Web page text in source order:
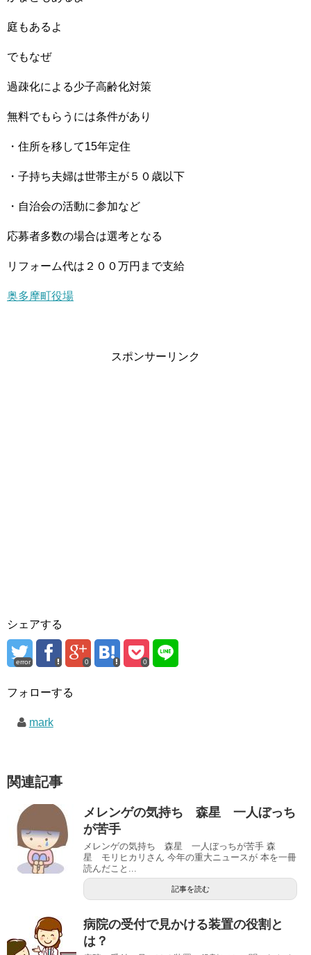
庭もあるよ
でもなぜ
過疎化による少子高齢化対策
無料でもらうには条件があり
・住所を移して15年定住
・子持ち夫婦は世帯主が５０歳以下
・自治会の活動に参加など
応募者多数の場合は選考となる
リフォーム代は２００万円まで支給
奥多摩町役場
スポンサーリンク
シェアする
error 0 0
フォローする
mark
関連記事
メレンゲの気持ち 森星 一人ぼっち
が苦手
メレンゲの気持ち 森星 一人ぼっちが苦手 森
星 モリヒカリさん 今年の重大ニュースが 本を一冊
読んだこと...
記事を読む
病院の受付で見かける装置の役割と
は？